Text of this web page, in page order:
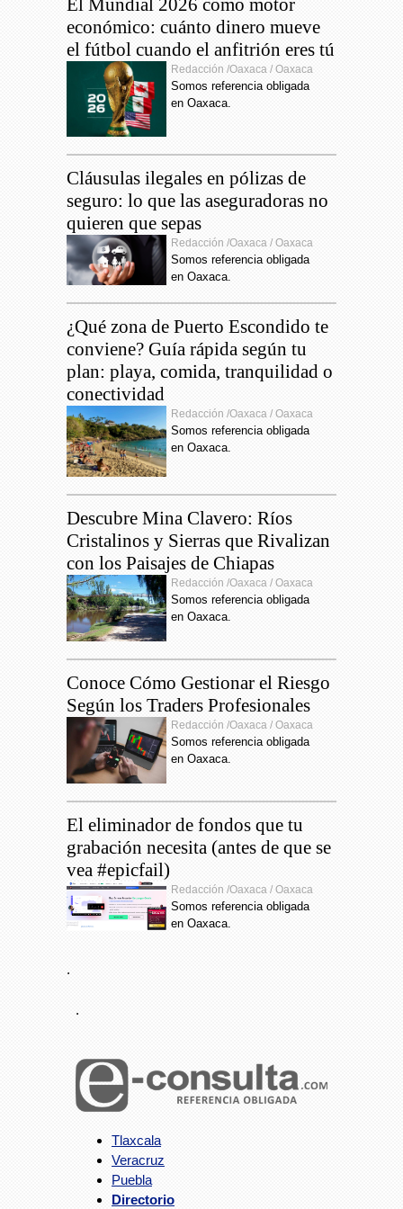
La Vinotinto y el sueño
mundialista vía repechaje
El Mundial 2026 como motor
económico: cuánto dinero mueve
el fútbol cuando el anfitrión eres tú
Redacción /Oaxaca / Oaxaca
Somos referencia obligada
en Oaxaca.
Cláusulas ilegales en pólizas de
seguro: lo que las aseguradoras no
quieren que sepas
Redacción /Oaxaca / Oaxaca
Somos referencia obligada
en Oaxaca.
¿Qué zona de Puerto Escondido te
conviene? Guía rápida según tu
plan: playa, comida, tranquilidad o
conectividad
Redacción /Oaxaca / Oaxaca
Somos referencia obligada
en Oaxaca.
Descubre Mina Clavero: Ríos
Cristalinos y Sierras que Rivalizan
con los Paisajes de Chiapas
Redacción /Oaxaca / Oaxaca
Somos referencia obligada
en Oaxaca.
Conoce Cómo Gestionar el Riesgo
Según los Traders Profesionales
Redacción /Oaxaca / Oaxaca
Somos referencia obligada
en Oaxaca.
El eliminador de fondos que tu
grabación necesita (antes de que se
vea #epicfail)
Redacción /Oaxaca / Oaxaca
Somos referencia obligada
en Oaxaca.
.
.
Tlaxcala
Veracruz
Puebla
Directorio